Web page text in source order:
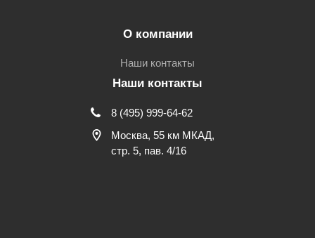
О компании
Наши контакты
Наши контакты
8 (495) 999-64-62
Москва, 55 км МКАД,
стр. 5, пав. 4/16